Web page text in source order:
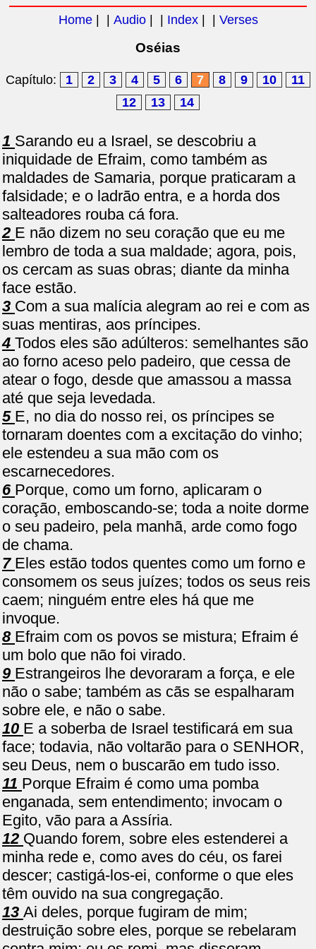
Home| | Audio| | Index| | Verses
Oséias
Capítulo: 1 2 3 4 5 6 7 8 9 10
11
12
13 14
1 Sarando eu a Israel, se descobriu a
iniquidade de Efraim, como também as
maldades de Samaria, porque praticaram a
falsidade; e o ladrão entra, e a horda dos
salteadores rouba cá fora.
2 E não dizem no seu coração que eu me
lembro de toda a sua maldade; agora, pois,
os cercam as suas obras; diante da minha
face estão.
3 Com a sua malícia alegram ao rei e com as
suas mentiras, aos príncipes.
4 Todos eles são adúlteros: semelhantes são
ao forno aceso pelo padeiro, que cessa de
atear o fogo, desde que amassou a massa
até que seja levedada.
5 E, no dia do nosso rei, os príncipes se
tornaram doentes com a excitação do vinho;
ele estendeu a sua mão com os
escarnecedores.
6 Porque, como um forno, aplicaram o
coração, emboscando-se; toda a noite dorme
o seu padeiro, pela manhã, arde como fogo
de chama.
7 Eles estão todos quentes como um forno e
consomem os seus juízes; todos os seus reis
caem; ninguém entre eles há que me
invoque.
8 Efraim com os povos se mistura; Efraim é
um bolo que não foi virado.
9 Estrangeiros lhe devoraram a força, e ele
não o sabe; também as cãs se espalharam
sobre ele, e não o sabe.
10 E a soberba de Israel testificará em sua
face; todavia, não voltarão para o SENHOR,
seu Deus, nem o buscarão em tudo isso.
11 Porque Efraim é como uma pomba
enganada, sem entendimento; invocam o
Egito, vão para a Assíria.
12 Quando forem, sobre eles estenderei a
minha rede e, como aves do céu, os farei
descer; castigá-los-ei, conforme o que eles
têm ouvido na sua congregação.
13 Ai deles, porque fugiram de mim;
destruição sobre eles, porque se rebelaram